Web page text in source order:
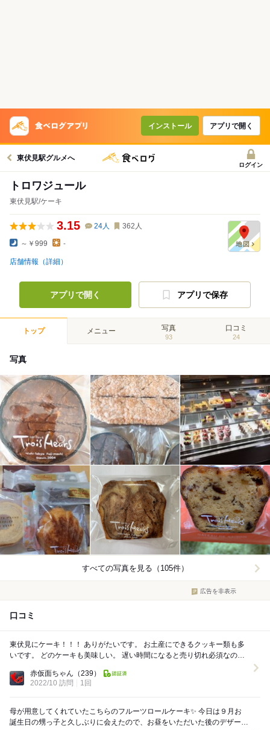
インストール アプリで開く
東伏見駅グルメへ
ログイン
トロワジュール
東伏見駅/ケーキ
3.15 24人 362 人
～￥999 -
店舗情報（詳細）
アプリで開く アプリで保存
トップ メニュー 写真
93
口コミ
24
写真
すべての写真を見る（105件）
広告を非表示
口コミ
東伏見にケーキ！！！ ありがたいです。 お土産にできるクッキー類も多
いです。 どのケーキも美味しい。 遅い時間になると売り切れ必須なので
赤仮面ちゃん （239）
2022/10 訪問
1回
母が用意してくれていたこちらのフルーツロールケーキ✨ 今日は９月お
誕生日の甥っ子と久しぶりに会えたので、お昼をいただいた後のデザート